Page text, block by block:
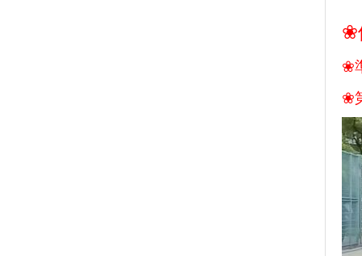
❀
❀
❀